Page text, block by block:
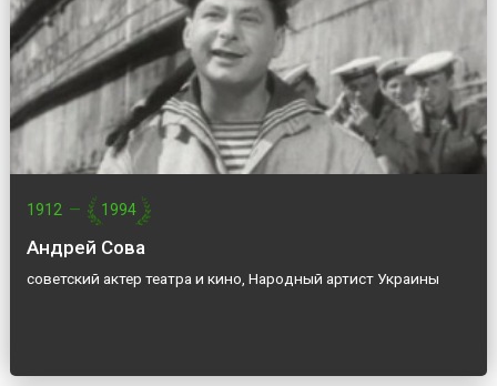
1912 — 1994
Андрей Сова
советский актер театра и кино, Народный артист Украины